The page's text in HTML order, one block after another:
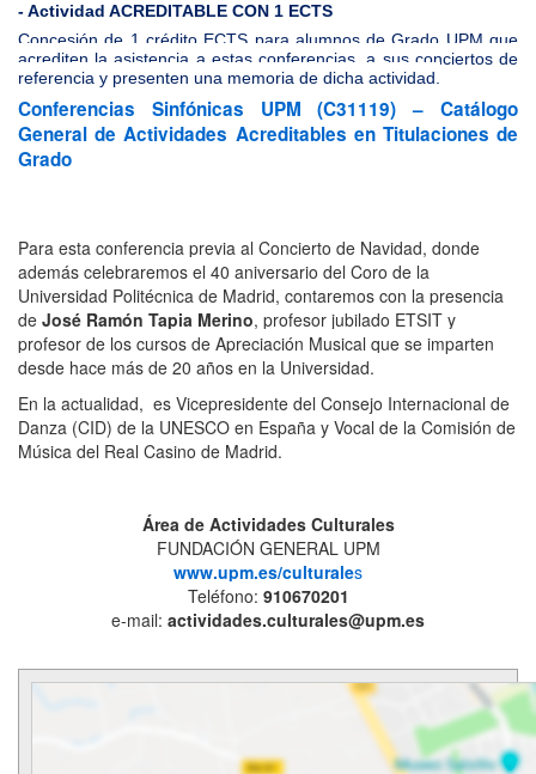
- Actividad ACREDITABLE CON 1 ECTS
Concesión de 1 crédito ECTS para alumnos de Grado UPM que
acrediten la asistencia a estas conferencias, a sus conciertos de
referencia y presenten una memoria de dicha actividad.
Conferencias Sinfónicas UPM (C31119) – Catálogo
General de Actividades Acreditables en Titulaciones de
Grado
Para esta conferencia previa al Concierto de Navidad, donde
además celebraremos el 40 aniversario del Coro de la
Universidad Politécnica de Madrid, contaremos con la presencia
de José Ramón Tapia Merino, profesor jubilado ETSIT y
profesor de los cursos de Apreciación Musical que se imparten
desde hace más de 20 años en la Universidad.
En la actualidad, es Vicepresidente del Consejo Internacional de
Danza (CID) de la UNESCO en España y Vocal de la Comisión de
Música del Real Casino de Madrid.
Área de Actividades Culturales
FUNDACIÓN GENERAL UPM
www.upm.es/culturales
Teléfono: 910670201
e-mail: actividades.culturales@upm.es